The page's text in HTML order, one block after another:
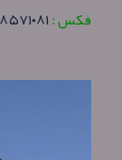
فکس :